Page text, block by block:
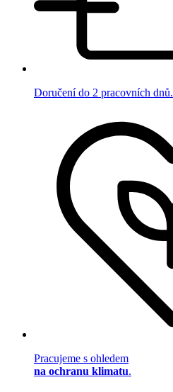
Doručení do 2 pracovních dnů.
Pracujeme s ohledem
na ochranu klimatu.